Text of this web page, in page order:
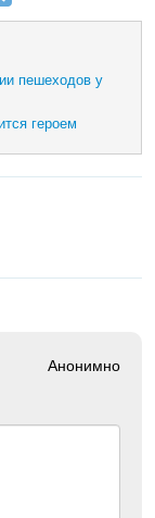
пешеходов у
героем
Анонимно